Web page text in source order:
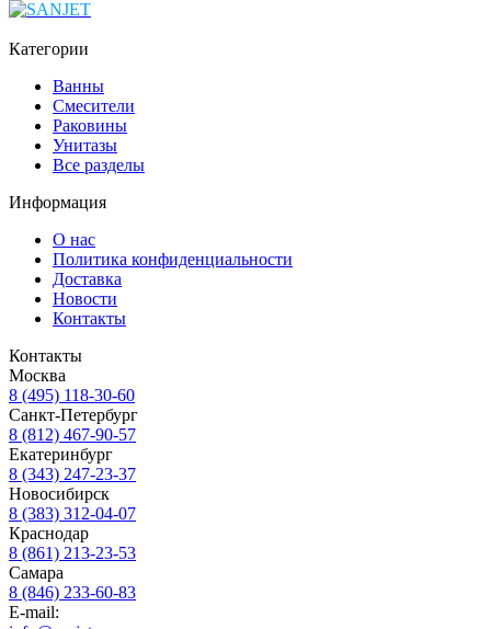
Категории
Ванны
Смесители
Раковины
Унитазы
Все разделы
Информация
О нас
Политика конфиденциальности
Доставка
Новости
Контакты
Контакты
Москва
8 (495) 118-30-60
Санкт-Петербург
8 (812) 467-90-57
Екатеринбург
8 (343) 247-23-37
Новосибирск
8 (383) 312-04-07
Краснодар
8 (861) 213-23-53
Самара
8 (846) 233-60-83
E-mail: